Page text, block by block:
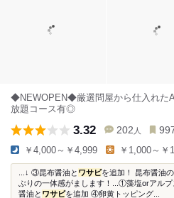
◆NEWOPEN◆厳選問屋から仕入れた
放題コース有◎
3.32 202 人
￥4,000～￥4,999 ￥1,000～￥
...↓ ③昆布醤油と ワサビを追加！ 昆布醤油
ぶりの一体感がまします！...①藻塩orアル
醤油と ワサビを追加 ④卵黄トッピング...